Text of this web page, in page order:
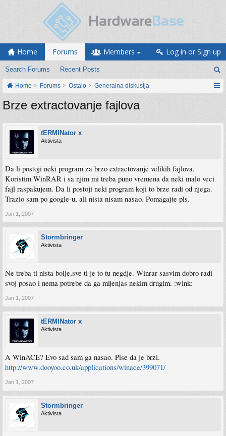
Home Forums
Search Forums Recent Posts
Members Log in or Sign up
Home Forums Ostalo Generalna diskusija
Brze extractovanje fajlova
tERMINator x
Aktivista
Da li postoji neki program za brzo extractovanje velikih fajlova.
Koristim WinRAR i sa njim mi treba puno vremena da neki malo veci
fajl raspakujem. Da li postoji neki program koji to brze radi od njega.
Trazio sam po google-u, ali nista nisam nasao. Pomagajte pls.
Jan 1, 2007
Stormbringer
Aktivista
Ne treba ti nista bolje,sve ti je to tu negdje. Winrar sasvim dobro radi
svoj posao i nema potrebe da ga mijenjas nekim drugim. :wink:
Jan 1, 2007
tERMINator x
Aktivista
A WinACE? Evo sad sam ga nasao. Pise da je brzi.
http://www.dooyoo.co.uk/applications/winace/399071/
Jan 1, 2007
Stormbringer
Aktivista